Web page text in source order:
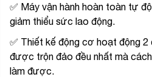
✅ Máy vận hành hoàn toàn tự
giảm thiểu sức lao động.
✅ Thiết kế động cơ hoạt động 2
được trộn đảo đều nhất mà
làm được.